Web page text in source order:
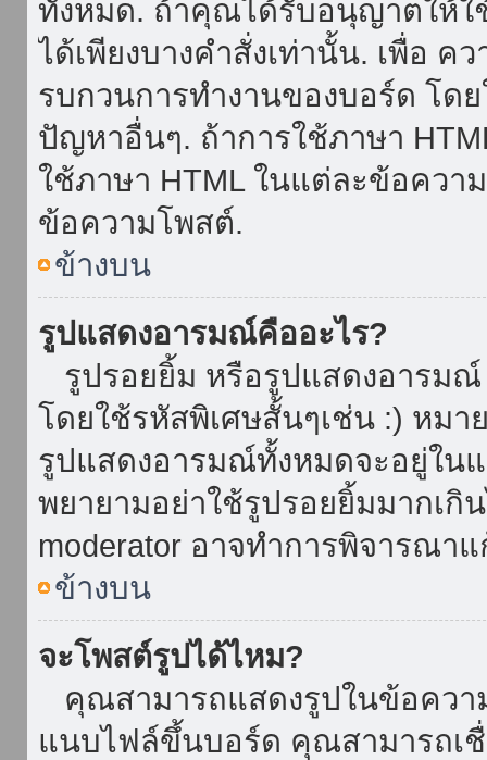
ทั้งหมด. ถ้าคุณได้รับอนุญาตให้ใ
ได้เพียงบางคำสั่งเท่านั้น. เพื่อ
รบกวนการทำงานของบอร์ด โด
ปัญหาอื่นๆ. ถ้าการใช้ภาษา
ใช้ภาษา HTML ในแต่ละข้อคว
ข้อความโพสต์.
ข้างบน
รูปแสดงอารมณ์คืออะไร?
รูปรอยยิ้ม หรือรูปแสดงอารมณ์
โดยใช้รหัสพิเศษสั้นๆเช่น :) หมา
รูปแสดงอารมณ์ทั้งหมดจะอยู่ใ
พยายามอย่าใช้รูปรอยยิ้มมากเกิ
moderator อาจทำการพิจารณา
ข้างบน
จะโพสต์รูปได้ไหม?
คุณสามารถแสดงรูปในข้อคว
แนบไฟล์ขึ้นบอร์ด คุณสามารถเชื่